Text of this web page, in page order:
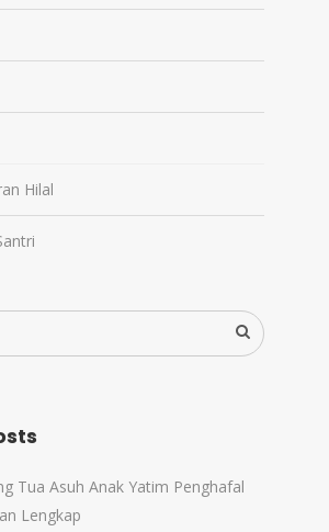
Hilal
Tua Asuh Anak Yatim Penghafal
Lengkap